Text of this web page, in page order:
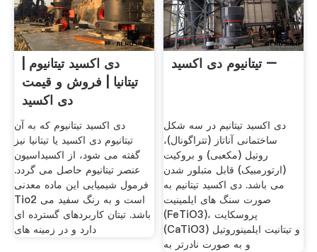
دی اکسید تیتانیوم |
تیتانیا | فروش و قیمت
دی اکسید
دی اکسید تیتانیوم که به آن
تیتانیوم دی اکسید یا تیتانیا نیز
گفته می شود، از اکسیداسیون
عنصر تیتانیوم حاصل می گردد.
فرمول شیمیایی این ماده معدنی
Tio2 است و به رنگ سفید می
باشد. تیتان کاربردهای گسترده ای
دارد و در زمینه های
تیتانیوم دی اکسید –
دی اکسید تیتانیم در سه شکل
ساختمانی آناتاز (تتراگونال)،
روتیل (مکعبی) و بروکیت
(ارتورمبیک) قابل متبلور شدن
می باشد. دی اکسید تیتانیم به
صورت سنگ های ایلمینیت
(FeTiO3)، پروسکایت
(CaTiO3) و تیتانیت ایلمینوروتیل
و به صورت نادرتر به